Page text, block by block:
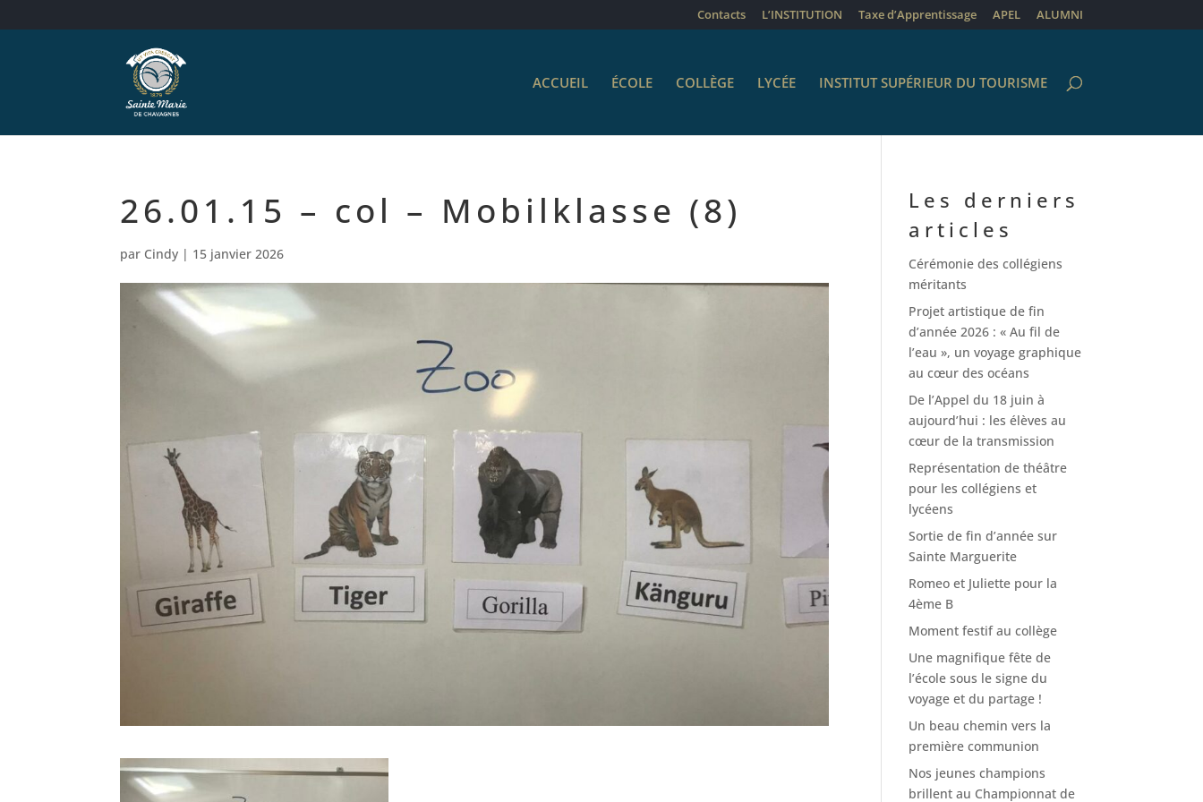
Contacts L’INSTITUTION Taxe d’Apprentissage APEL ALUMNI
ACCUEIL ÉCOLE COLLÈGE LYCÉE INSTITUT SUPÉRIEUR DU TOURISME
26.01.15 – col – Mobilklasse (8)
par Cindy | 15 janvier 2026
Les derniers
articles
Cérémonie des collégiens
méritants
Projet artistique de fin
d’année 2026 : « Au fil de
l’eau », un voyage graphique
au cœur des océans
De l’Appel du 18 juin à
aujourd’hui : les élèves au
cœur de la transmission
Représentation de théâtre
pour les collégiens et
lycéens
Sortie de fin d’année sur
Sainte Marguerite
Romeo et Juliette pour la
4ème B
Moment festif au collège
Une magnifique fête de
l’école sous le signe du
voyage et du partage !
Un beau chemin vers la
première communion
Nos jeunes champions
brillent au Championnat de